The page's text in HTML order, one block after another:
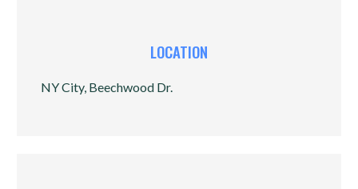
LOCATION
NY City, Beechwood Dr.